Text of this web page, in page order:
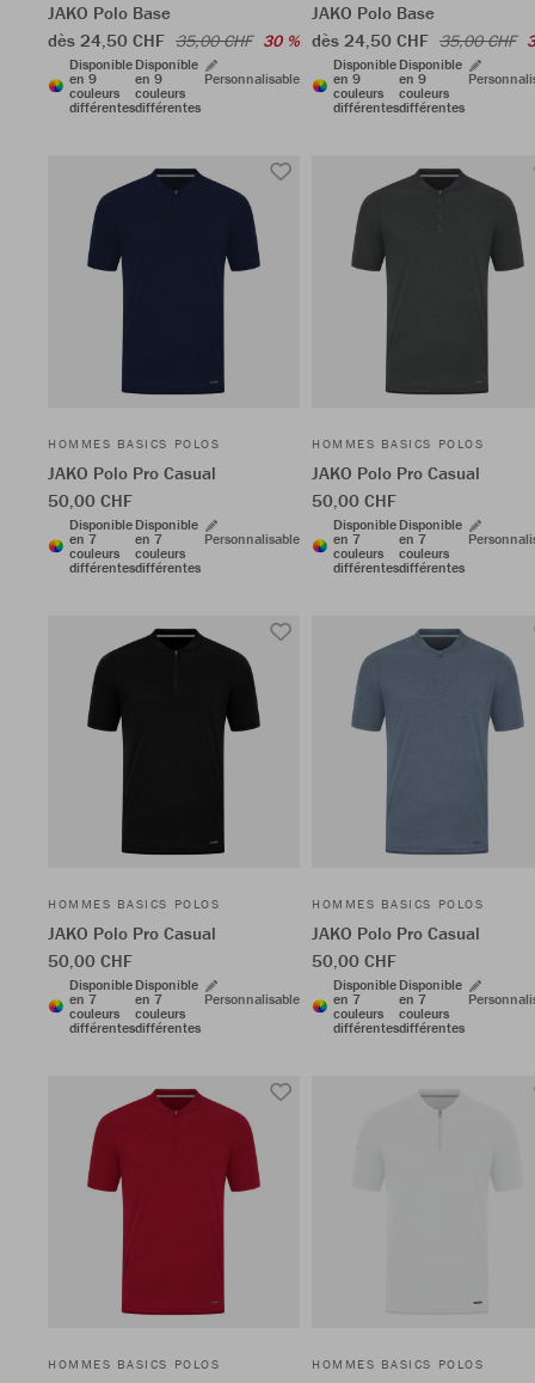
JAKO Polo Base
dès 24,50 CHF 35,00 CHF 30 %
Disponible
en 9
couleurs
différentes
Disponible
en 9
couleurs
différentes
Personnalisable
JAKO Polo Base
dès 24,50 CHF 35,00 CHF
Disponible
en 9
couleurs
différentes
Disponible
en 9
couleurs
différentes
HOMMES BASICS POLOS
JAKO Polo Pro Casual
50,00 CHF
Disponible
en 7
couleurs
différentes
Disponible
en 7
couleurs
différentes
Personnalisable
HOMMES BASICS POLOS
JAKO Polo Pro Casual
50,00 CHF
Disponible
en 7
couleurs
différentes
Disponible
en 7
couleurs
différentes
HOMMES BASICS POLOS
JAKO Polo Pro Casual
50,00 CHF
Disponible
en 7
couleurs
différentes
Disponible
en 7
couleurs
différentes
Personnalisable
HOMMES BASICS POLOS
JAKO Polo Pro Casual
50,00 CHF
Disponible
en 7
couleurs
différentes
Disponible
en 7
couleurs
différentes
HOMMES BASICS POLOS HOMMES BASICS POLOS